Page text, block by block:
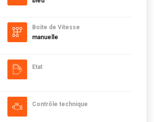
Boite de Vitesse
manuelle
Etat
Contrôle technique